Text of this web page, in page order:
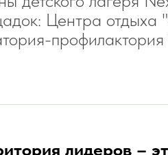
Центра отдыха
лидеров –